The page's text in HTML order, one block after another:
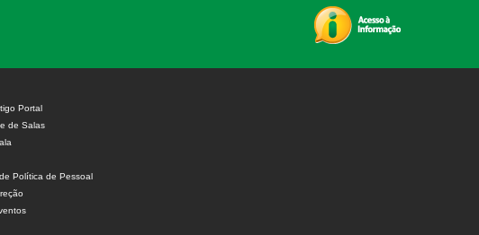
Portal
de Salas
Política de Pessoal